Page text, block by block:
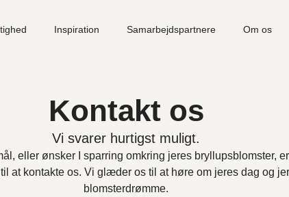
Inspiration Samarbejdspartnere Om os
Kontakt os
Vi svarer hurtigst muligt.
eller ønsker I sparring omkring jeres bryllupsblomster,
at kontakte os. Vi glæder os til at høre om jeres dag og
blomsterdrømme.